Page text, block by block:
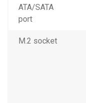
ATA/SATA
port
M.2 socket